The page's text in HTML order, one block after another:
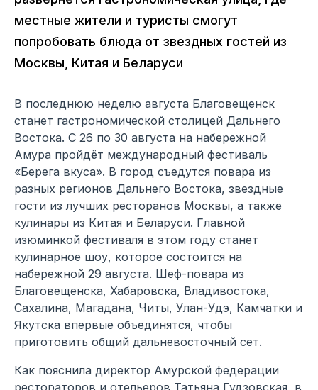
местные жители и туристы смогут
попробовать блюда от звездных гостей из
Москвы, Китая и Беларуси
В последнюю неделю августа Благовещенск
станет гастрономической столицей Дальнего
Востока. С 26 по 30 августа на набережной
Амура пройдёт международный фестиваль
«Берега вкуса». В город съедутся повара из
разных регионов Дальнего Востока, звездные
гости из лучших ресторанов Москвы, а также
кулинары из Китая и Беларуси. Главной
изюминкой фестиваля в этом году станет
кулинарное шоу, которое состоится на
набережной 29 августа. Шеф-повара из
Благовещенска, Хабаровска, Владивостока,
Сахалина, Магадана, Читы, Улан-Удэ, Камчатки и
Якутска впервые объединятся, чтобы
приготовить общий дальневосточный сет.
Как пояснила директор Амурской федерации